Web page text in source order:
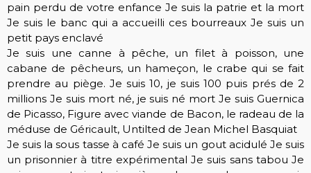
pain perdu de votre enfance Je suis la patrie et la mort
Je suis le banc qui a accueilli ces bourreaux Je suis un
petit pays enclavé
Je suis une canne à pêche, un filet à poisson, une
cabane de pêcheurs, un hameçon, le crabe qui se fait
prendre au piège. Je suis 10, je suis 100 puis prés de 2
millions Je suis mort né, je suis né mort Je suis Guernica
de Picasso, Figure avec viande de Bacon, le radeau de la
méduse de Géricault, Untilted de Jean Michel Basquiat
Je suis la sous tasse à café Je suis un gout acidulé Je suis
un prisonnier à titre expérimental Je suis sans tabou Je